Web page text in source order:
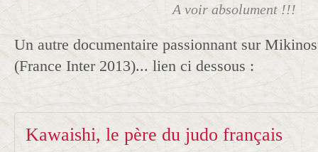
A voir absolument !!!
Un autre documentaire passionnant sur
(France Inter 2013)... lien ci dessous :
Kawaishi, le père du judo français